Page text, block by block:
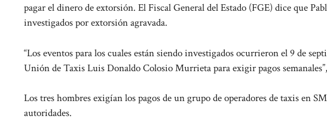
pagar el dinero de extorsión. El Fiscal General del Estado (FGE) dice que
investigados por extorsión agravada.
“Los eventos para los cuales están siendo investigados ocurrieron el 9 de
Unión de Taxis Luis Donaldo Colosio Murrieta para exigir pagos
Los tres hombres exigían los pagos de un grupo de operadores de taxis en
autoridades.